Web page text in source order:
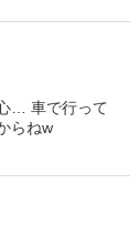
… 車で行って
らねw